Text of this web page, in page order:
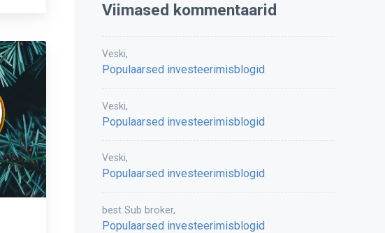
Viimased kommentaarid
Veski,
Populaarsed investeerimisblogid
Veski,
Populaarsed investeerimisblogid
Veski,
Populaarsed investeerimisblogid
best Sub broker,
Populaarsed investeerimisblogid